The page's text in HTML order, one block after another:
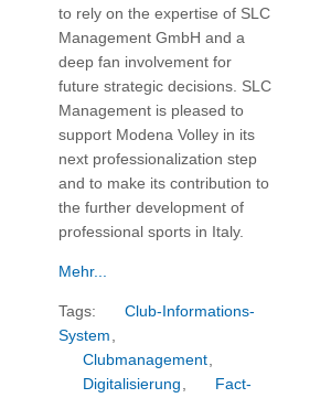
to rely on the expertise of SLC
Management GmbH and a
deep fan involvement for
future strategic decisions. SLC
Management is pleased to
support Modena Volley in its
next professionalization step
and to make its contribution to
the further development of
professional sports in Italy.
Mehr...
Tags:
Club-Informations-
System
Clubmanagement
Digitalisierung
Fact-